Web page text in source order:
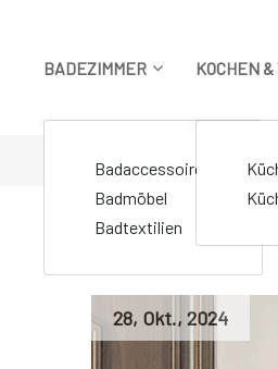
BADEZIMMER
Badaccessoires
Badmöbel
Badtextilien
KOCHEN
STARTSEITE > Markierte
28, Okt., 2024